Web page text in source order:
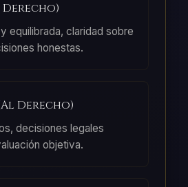
equilibrada, claridad sobre
honestas.
Derecho)
decisiones legales
objetiva.